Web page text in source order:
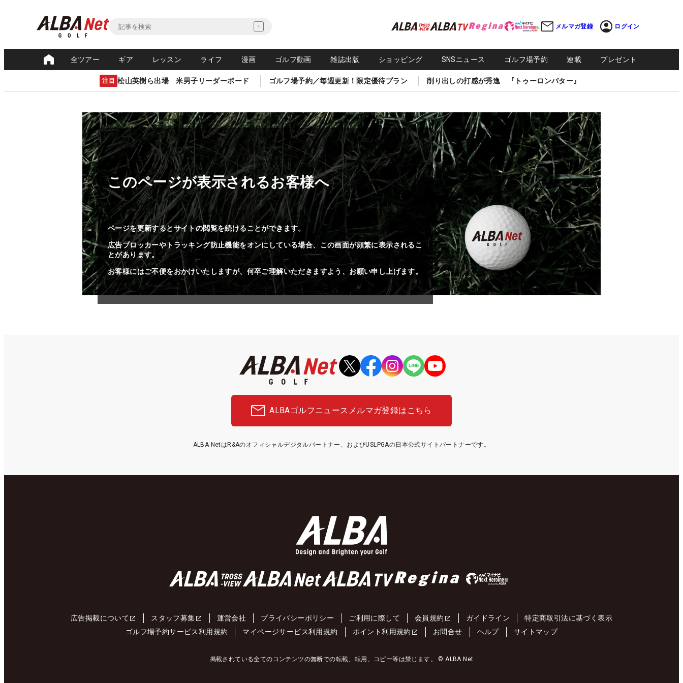
メルマガ登録 ログイン
全ツアー ギア レッスン ライフ 漫画 ゴルフ動画 雑誌出版 ショッピング SNSニュース ゴルフ場予約 連載 プレゼント
注目 松山英樹ら出場 米男子リーダーボード ゴルフ場予約／毎週更新！限定優待プラン 削り出しの打感が秀逸 『トゥーロンパター』
このページが表示されるお客様へ
ページを更新するとサイトの閲覧を続けることができます。
広告ブロッカーやトラッキング防止機能をオンにしている場合、この画面が頻繁に表示されるこ
とがあります。
お客様にはご不便をおかけいたしますが、何卒ご理解いただきますよう、お願い申し上げます。
ALBAゴルフニュース メルマガ登録はこちら
ALBA NetはR&Aのオフィシャルデジタルパートナー、およびUSLPGAの日本公式サイトパートナーです。
広告掲載について スタッフ募集 運営会社 プライバシーポリシー ご利用に際して 会員規約 ガイドライン
特定商取引法に基づく表示
ゴルフ場予約サービス利用規約
マイページサービス利用規約 ポイント利用規約 お問合せ ヘルプ サイトマップ
掲載されている全てのコンテンツの無断での転載、転用、コピー等は禁じます。 © ALBA Net